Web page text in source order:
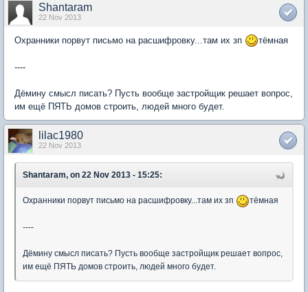
Shantaram
22 Nov 2013
Охранники порвут письмо на расшифровку...там их зп тёмная
----
Дёмину смысл писать? Пусть вообще застройщик решает вопрос,
им ещё ПЯТЬ домов строить, людей много будет.
lilac1980
22 Nov 2013
Shantaram, on 22 Nov 2013 - 15:25:
Охранники порвут письмо на расшифровку...там их зп тёмная
----
Дёмину смысл писать? Пусть вообще застройщик решает вопрос,
им ещё ПЯТЬ домов строить, людей много будет.